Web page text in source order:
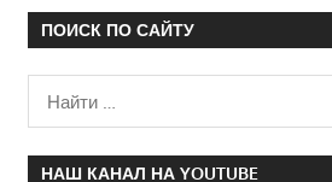
ПОИСК ПО САЙТУ
НАШ КАНАЛ НА YOUTUBE